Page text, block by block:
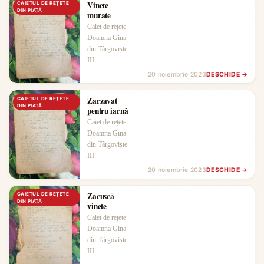
CAIETUL DE REȚETE
DIN PIAȚĂ
Vinete
murate
Caiet de rețete
Doamna Gina
din Târgoviște
III
20 noiembrie 2023DESCHIDE →
CAIETUL DE REȚETE
DIN PIAȚĂ
Zarzavat
pentru iarnă
Caiet de rețete
Doamna Gina
din Târgoviște
III
20 noiembrie 2023DESCHIDE →
CAIETUL DE REȚETE
DIN PIAȚĂ
Zacuscă
vinete
Caiet de rețete
Doamna Gina
din Târgoviște
III